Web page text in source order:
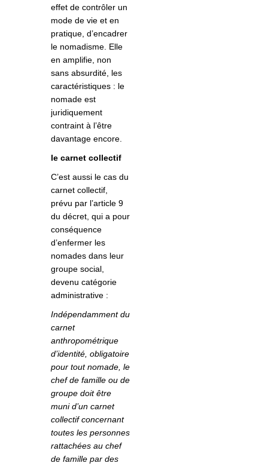
effet de contrôler un
mode de vie et en
pratique, d’encadrer
le nomadisme. Elle
en amplifie, non
sans absurdité, les
caractéristiques : le
nomade est
juridiquement
contraint à l’être
davantage encore.
le carnet collectif
C’est aussi le cas du
carnet collectif,
prévu par l’article 9
du décret, qui a pour
conséquence
d’enfermer les
nomades dans leur
groupe social,
devenu catégorie
administrative :
Indépendamment du
carnet
anthropométrique
d’identité, obligatoire
pour tout nomade, le
chef de famille ou de
groupe doit être
muni d’un carnet
collectif concernant
toutes les personnes
rattachées au chef
de famille par des